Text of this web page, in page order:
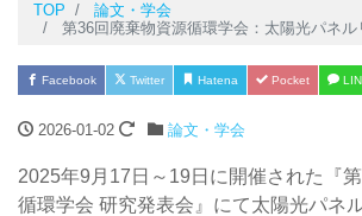
TOP
論文・学会
第36回廃棄物資源循環学会：太陽光パネルリサイ
Facebook Twitter Hatena Pocket
2026-01-02 論文・学会
2025年9月17日～19日に開催された『
循環学会 研究発表会』にて太陽光パネ